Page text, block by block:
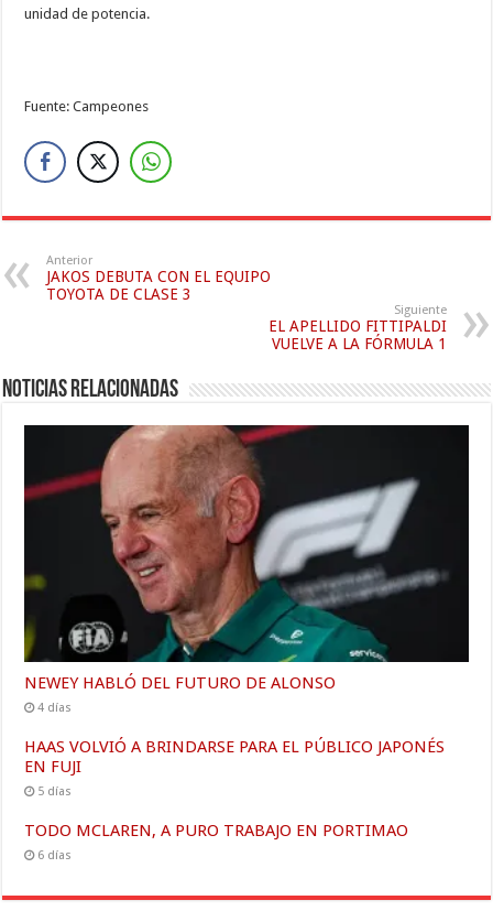
unidad de potencia.
Fuente: Campeones
Anterior
JAKOS DEBUTA CON EL EQUIPO
TOYOTA DE CLASE 3
Siguiente
EL APELLIDO FITTIPALDI
VUELVE A LA FÓRMULA 1
Noticias relacionadas
NEWEY HABLÓ DEL FUTURO DE ALONSO
4 días
HAAS VOLVIÓ A BRINDARSE PARA EL PÚBLICO JAPONÉS
EN FUJI
5 días
TODO MCLAREN, A PURO TRABAJO EN PORTIMAO
6 días